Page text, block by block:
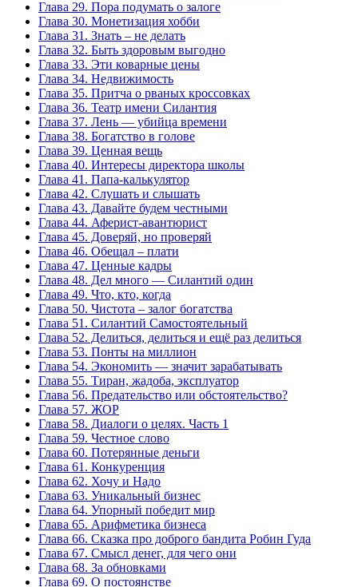
Глава 29. Пора подумать о залоге
Глава 30. Монетизация хобби
Глава 31. Знать – не делать
Глава 32. Быть здоровым выгодно
Глава 33. Эти коварные цены
Глава 34. Недвижимость
Глава 35. Притча о рваных кроссовках
Глава 36. Театр имени Силантия
Глава 37. Лень — убийца времени
Глава 38. Богатство в голове
Глава 39. Ценная вещь
Глава 40. Интересы директора школы
Глава 41. Папа-калькулятор
Глава 42. Слушать и слышать
Глава 43. Давайте будем честными
Глава 44. Аферист-авантюрист
Глава 45. Доверяй, но проверяй
Глава 46. Обещал – плати
Глава 47. Ценные кадры
Глава 48. Дел много — Силантий один
Глава 49. Что, кто, когда
Глава 50. Чистота – залог богатства
Глава 51. Силантий Самостоятельный
Глава 52. Делиться, делиться и ещё раз делиться
Глава 53. Понты на миллион
Глава 54. Экономить — значит зарабатывать
Глава 55. Тиран, жадоба, эксплуатор
Глава 56. Предательство или обстоятельство?
Глава 57. ЖОР
Глава 58. Диалоги о целях. Часть 1
Глава 59. Честное слово
Глава 60. Потерянные деньги
Глава 61. Конкуренция
Глава 62. Хочу и Надо
Глава 63. Уникальный бизнес
Глава 64. Упорный победит мир
Глава 65. Арифметика бизнеса
Глава 66. Сказка про доброго бандита Робин Гуда
Глава 67. Смысл денег, для чего они
Глава 68. За обновками
Глава 69. О постоянстве